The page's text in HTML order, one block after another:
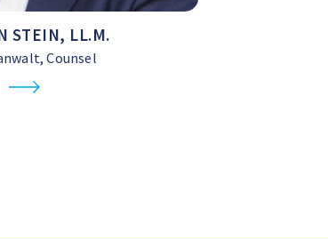
STEIN, LL.M.
Counsel